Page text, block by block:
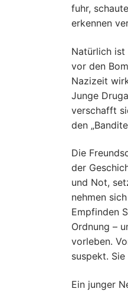
fuhr,
erkennen
Natürlich ist
vor den
Nazizeit
Junge
verschafft
den
Die
der
und Not,
nehmen
Empfinden
Ordnung –
vorleben.
suspekt.
Ein junger